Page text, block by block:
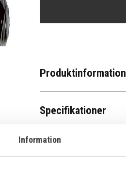
Information
Produktinformation
Specifikationer